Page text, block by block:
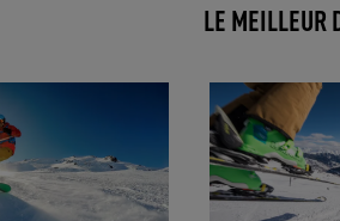
LE MEILLEUR